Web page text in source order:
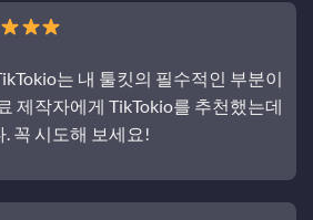
는 내 툴킷의 필수적인 부분이
제작자에게 TikTokio를 추천했는데
꼭 시도해 보세요!